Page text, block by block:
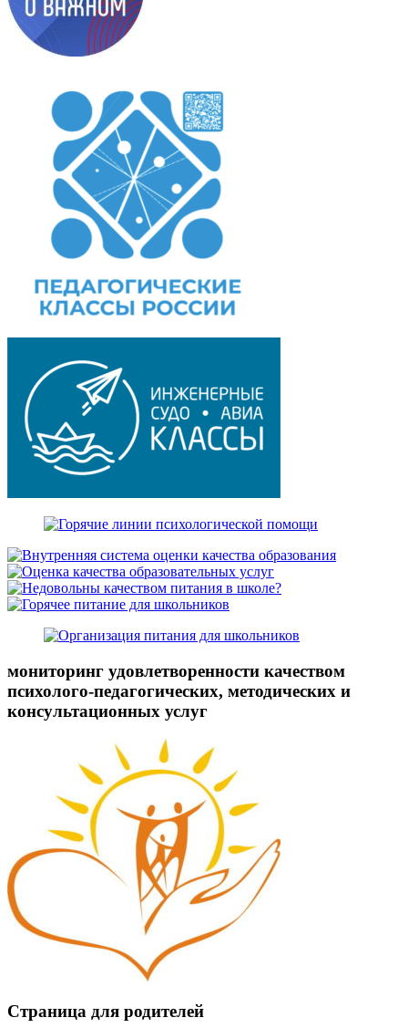
мониторинг удовлетворенности качеством
психолого-педагогических, методических и
консультационных услуг
Страница для родителей